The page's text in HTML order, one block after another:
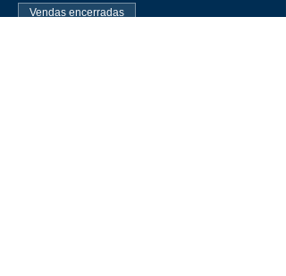
Vendas encerradas